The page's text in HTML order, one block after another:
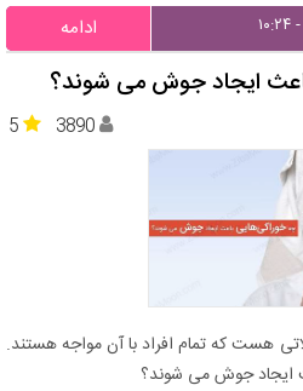
ادامه
ایجاد جوش می شوند؟
5 3890
هست که تمام افراد با آن مواجه هستند.
ایجاد جوش می شوند؟